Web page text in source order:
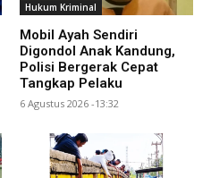
Hukum Kriminal
Mobil Ayah Sendiri
Digondol Anak Kandung,
Polisi Bergerak Cepat
Tangkap Pelaku
6 Agustus 2026 -13:32